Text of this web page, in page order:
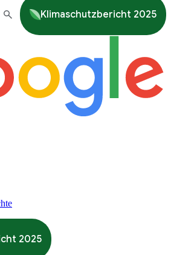
Klimaschutzbericht 2025
2025